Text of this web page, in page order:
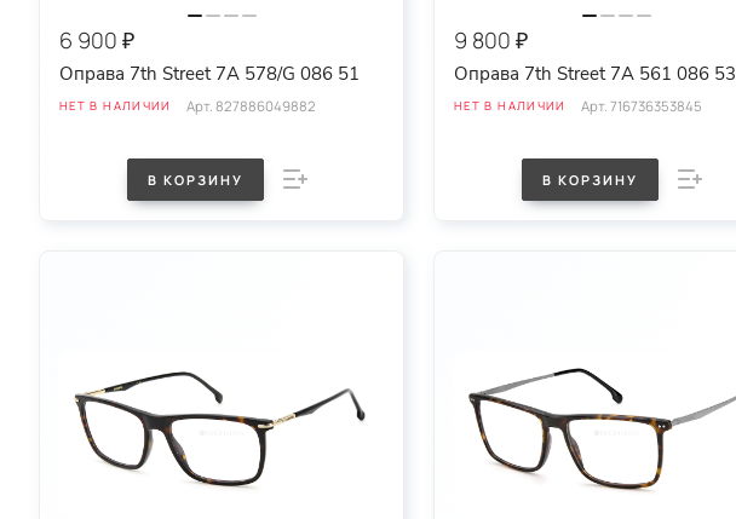
6 900 ₽
Оправа 7th Street 7A 578/G 086 51
НЕТ В НАЛИЧИИ Арт. 827886049882
В КОРЗИНУ
9 800 ₽
Оправа 7th Street 7A 561 086 53
НЕТ В НАЛИЧИИ Арт. 716736353845
В КОРЗИНУ